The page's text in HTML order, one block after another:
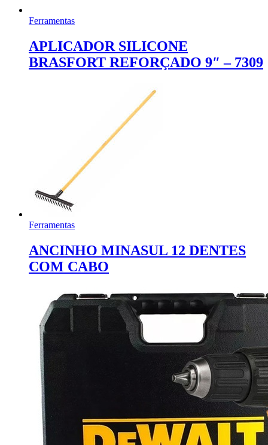
Ferramentas
APLICADOR SILICONE
BRASFORT REFORÇADO 9″ – 7309
Ferramentas
ANCINHO MINASUL 12 DENTES
COM CABO